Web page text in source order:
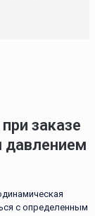
заказе
давлением
с определенным